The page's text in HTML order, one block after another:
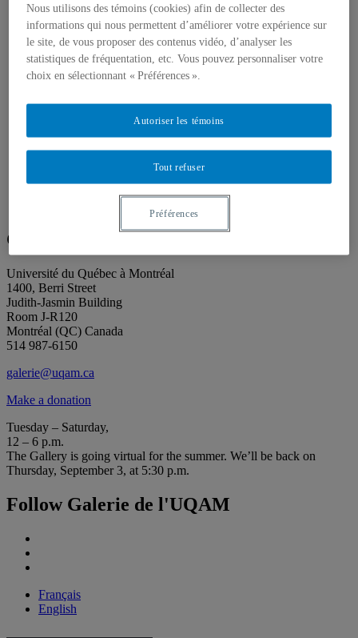
About Éditions les petits carnets
News
About
Accessibility
Contact
History
Search
Galerie de l’UQAM
Université du Québec à Montréal
1400, Berri Street
Judith-Jasmin Building
Room J-R120
Montréal (QC) Canada
514 987-6150
galerie@uqam.ca
Make a donation
Tuesday – Saturday,
12 – 6 p.m.
The Gallery is going virtual for the summer. We’ll be back on
Thursday, September 3, at 5:30 p.m.
Follow Galerie de l'UQAM
Français
English
Nous utilisons des témoins (cookies) afin de collecter des
informations qui nous permettent d’améliorer votre expérience sur
le site, de vous proposer des contenus vidéo, d’analyser les
statistiques de fréquentation, etc. Vous pouvez personnaliser votre
choix en sélectionnant « Préférences ».
Tout refuser
Autoriser les témoins
Préférences